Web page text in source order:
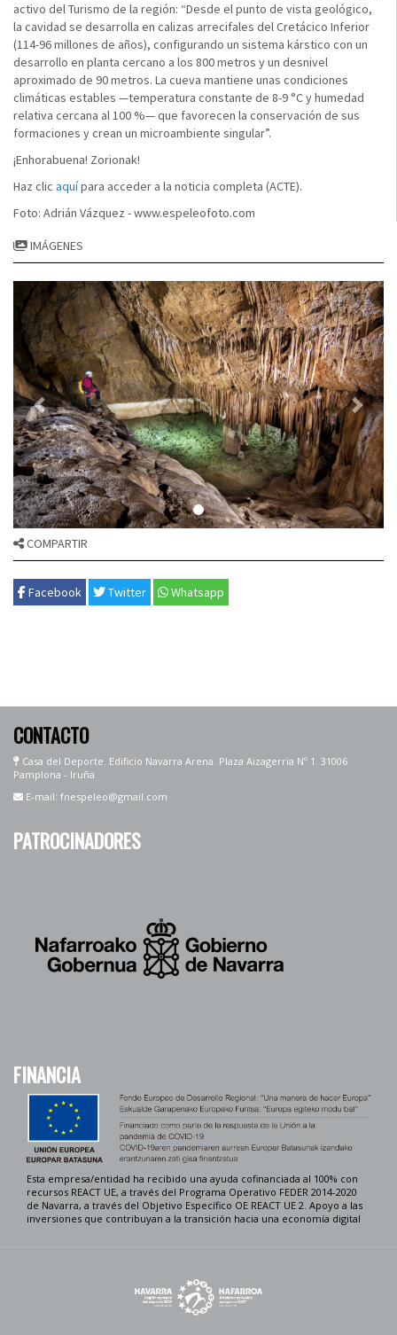
activo del Turismo de la región: “Desde el punto de vista geológico,
la cavidad se desarrolla en calizas arrecifales del Cretácico Inferior
(114-96 millones de años), configurando un sistema kárstico con un
desarrollo en planta cercano a los 800 metros y un desnivel
aproximado de 90 metros. La cueva mantiene unas condiciones
climáticas estables —temperatura constante de 8-9 °C y humedad
relativa cercana al 100 %— que favorecen la conservación de sus
formaciones y crean un microambiente singular”.
¡Enhorabuena! Zorionak!
Haz clic aquípara acceder a la noticia completa (ACTE).
Foto: Adrián Vázquez - www.espeleofoto.com
IMÁGENES
COMPARTIR
Facebook Twitter Whatsapp
CONTACTO
Casa del Deporte. Edificio Navarra Arena. Plaza Aizagerria Nº 1. 31006
Pamplona - Iruña
E-mail: fnespeleo@gmail.com
PATROCINADORES
FINANCIA
Esta empresa/entidad ha recibido una ayuda cofinanciada al 100% con
recursos REACT UE, a través del Programa Operativo FEDER 2014-2020
de Navarra, a través del Objetivo Específico OE REACT UE 2. Apoyo a las
inversiones que contribuyan a la transición hacia una economía digital